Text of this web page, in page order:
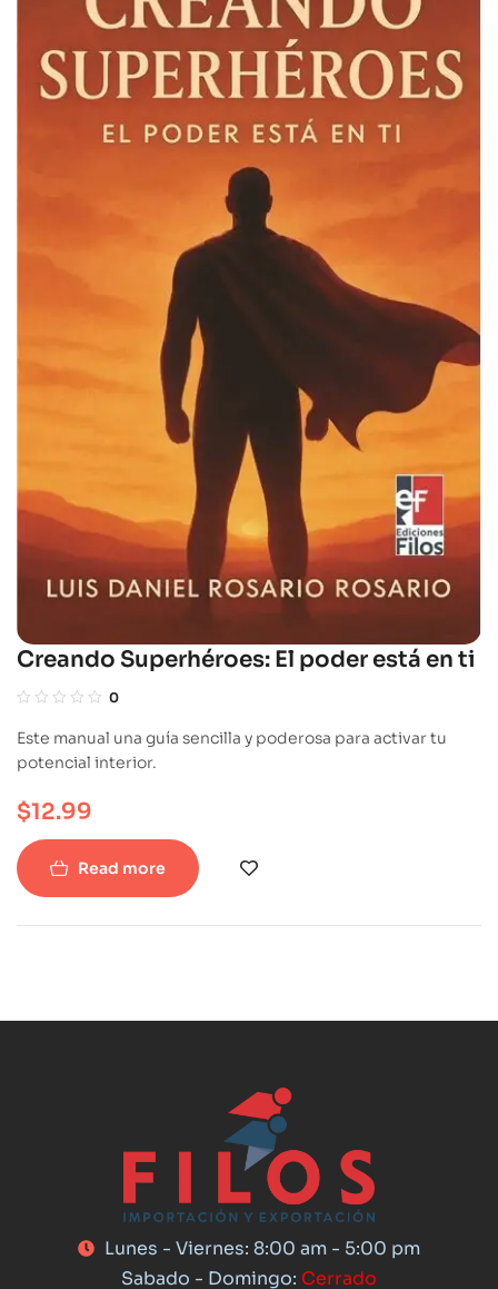
Creando Superhéroes: El poder está en ti
0
Este manual una guía sencilla y poderosa para activar tu
potencial interior.
$12.99
Read more
Lunes - Viernes: 8:00 am - 5:00 pm
Sabado - Domingo: Cerrado